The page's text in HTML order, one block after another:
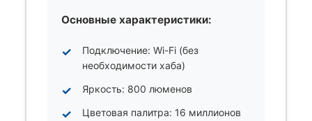
Основные характеристики:
Подключение: Wi-Fi (без
необходимости хаба)
Яркость: 800 люменов
Цветовая палитра: 16 миллионов